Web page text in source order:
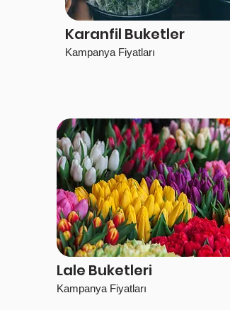
Karanfil Buketler
Kampanya Fiyatları
Lale Buketleri
Kampanya Fiyatları